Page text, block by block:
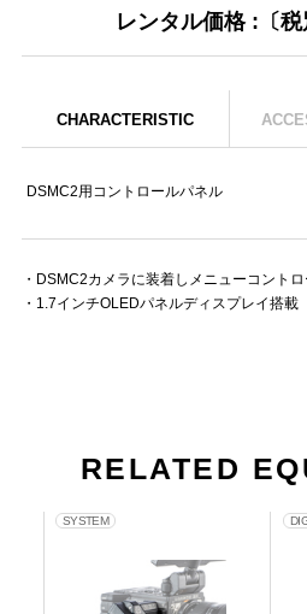
レンタル価格 :〔税
CHARACTERISTIC
DSMC2用コントロールパネル
・DSMC2カメラに装着しメニューコント
・1.7インチOLEDパネルディスプレイ搭載
RELATED
SYSTEM